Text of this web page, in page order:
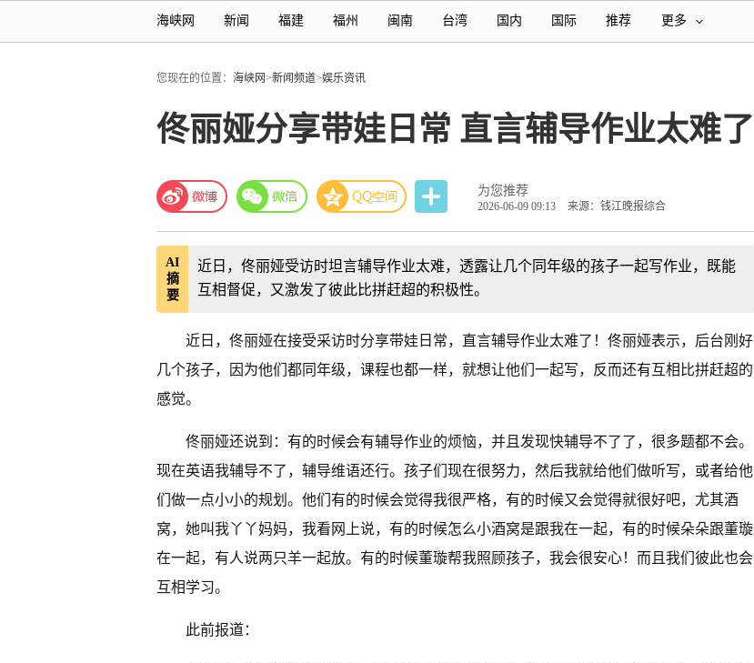
海峡网 新闻 福建 福州 闽南 台湾 国内 国际 推荐 更多
您现在的位置： 海峡网>新闻频道>娱乐资讯
佟丽娅分享带娃日常 直言辅导作业太难了
为您推荐
2026-06-09 09:13 来源：钱江晚报综合
AI
摘
要
近日，佟丽娅受访时坦言辅导作业太难，透露让几个同年级的孩子一起写作业，既能
互相督促，又激发了彼此比拼赶超的积极性。
近日，佟丽娅在接受采访时分享带娃日常，直言辅导作业太难了！佟丽娅表示，后台刚好
几个孩子，因为他们都同年级，课程也都一样，就想让他们一起写，反而还有互相比拼赶超的
感觉。
佟丽娅还说到：有的时候会有辅导作业的烦恼，并且发现快辅导不了了，很多题都不会。
现在英语我辅导不了，辅导维语还行。孩子们现在很努力，然后我就给他们做听写，或者给他
们做一点小小的规划。他们有的时候会觉得我很严格，有的时候又会觉得就很好吧，尤其酒
窝，她叫我丫丫妈妈，我看网上说，有的时候怎么小酒窝是跟我在一起，有的时候朵朵跟董璇
在一起，有人说两只羊一起放。有的时候董璇帮我照顾孩子，我会很安心！而且我们彼此也会
互相学习。
此前报道：